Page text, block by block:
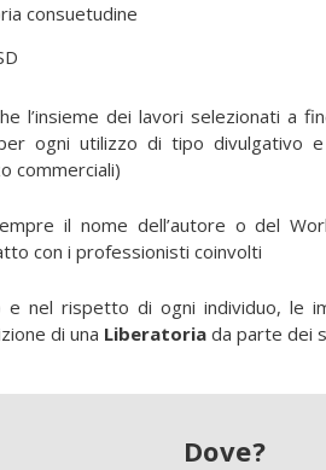
consuetudine
l’insieme dei lavori selezionati a
ogni utilizzo di tipo divulgativo
commerciali)
il nome dell’autore o del
con i professionisti coinvolti
nel rispetto di ogni individuo, le
di una Liberatoriada parte dei
Dove?